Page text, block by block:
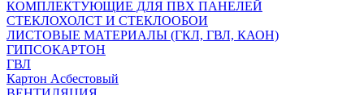
КОМПЛЕКТУЮЩИЕ ДЛЯ ПВХ ПАНЕЛЕЙ
СТЕКЛОХОЛСТ И СТЕКЛООБОИ
ЛИСТОВЫЕ МАТЕРИАЛЫ (ГКЛ, ГВЛ, КАОН)
ГИПСОКАРТОН
ГВЛ
Картон Асбестовый